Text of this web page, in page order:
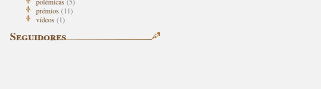
prémios (11)
vídeos (1)
Seguidores